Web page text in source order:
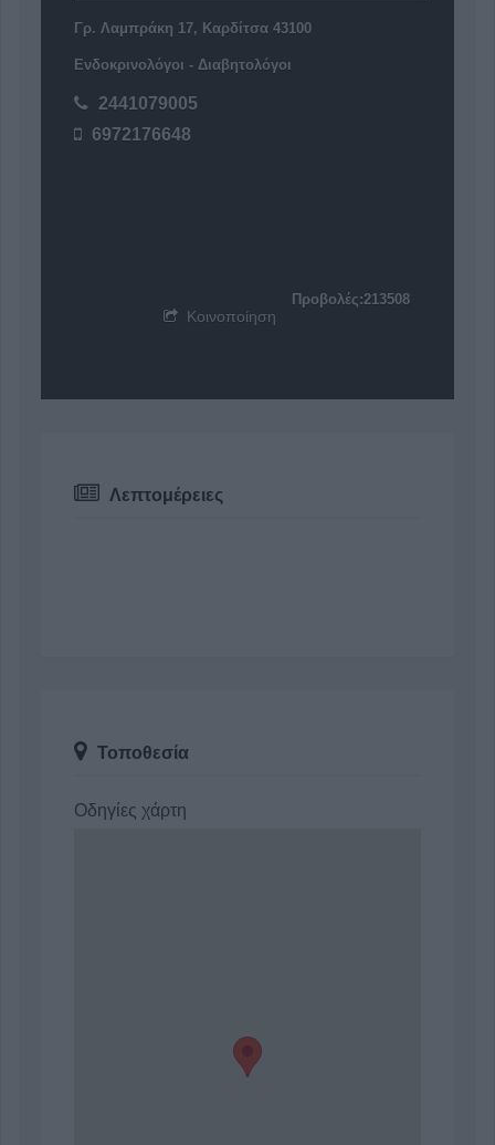
Γρ. Λαμπράκη 17, Καρδίτσα 43100
Ενδοκρινολόγοι - Διαβητολόγοι
2441079005
6972176648
Προβολές:213508
Κοινοποίηση
Λεπτομέρειες
Τοποθεσία
Οδηγίες χάρτη